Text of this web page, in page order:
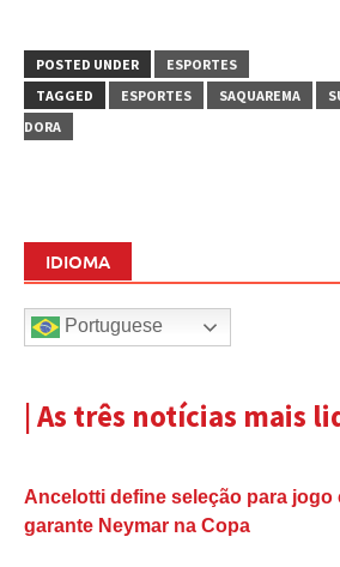
POSTED UNDER
ESPORTES
TAGGED
ESPORTES SAQUAREMA
DORA
IDIOMA
Portuguese
| As três notícias mais
Ancelotti define seleção para jogo
garante Neymar na Copa